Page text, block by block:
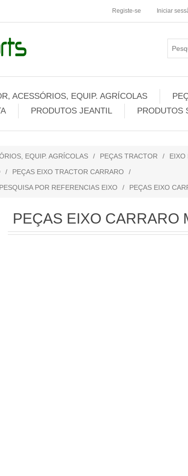
Registe-se Iniciar
ACESSÓRIOS, EQUIP. AGRÍCOLAS
PRODUTOS JEANTIL PRODUTOS
EQUIP. AGRÍCOLAS / PEÇAS TRACTOR / EIXO
/ PEÇAS EIXO TRACTOR CARRARO
/
POR REFERENCIAS EIXO
/ PEÇAS EIXO
PEÇAS EIXO CARRARO